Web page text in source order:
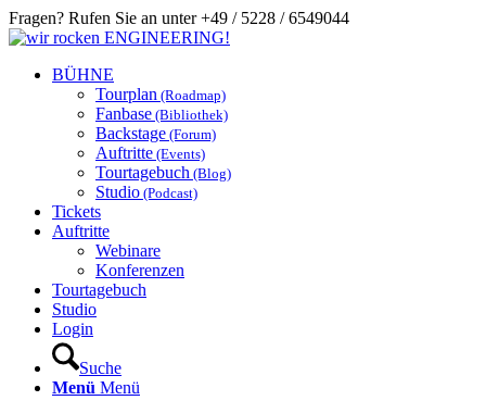
Fragen? Rufen Sie an unter +49 / 5228 / 6549044
BÜHNE
Tourplan (Roadmap)
Fanbase (Bibliothek)
Backstage (Forum)
Auftritte (Events)
Tourtagebuch (Blog)
Studio (Podcast)
Tickets
Auftritte
Webinare
Konferenzen
Tourtagebuch
Studio
Login
Suche
Menü Menü